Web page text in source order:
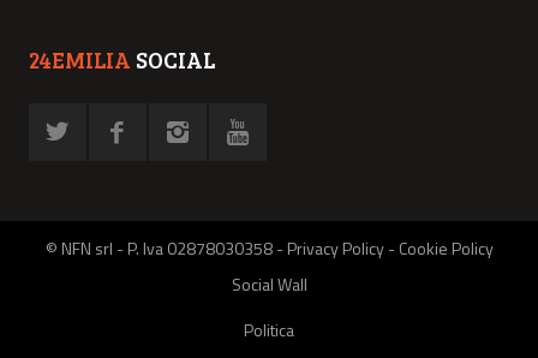
24EMILIA SOCIAL
© NFN srl - P. Iva 02878030358 -Privacy Policy-Cookie Policy
Social Wall
Politica